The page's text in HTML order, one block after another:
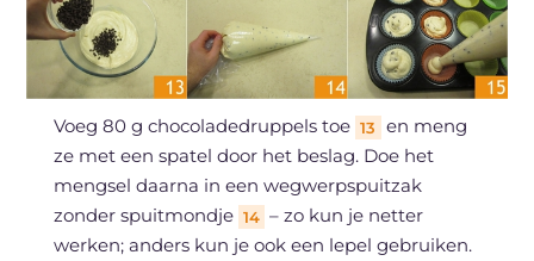
Voeg 80 g chocoladedruppels toe 13
en meng
ze met een spatel door het beslag. Doe het
mengsel daarna in een wegwerpspuitzak
zonder spuitmondje 14 – zo kun je netter
werken; anders kun je ook een lepel gebruiken.